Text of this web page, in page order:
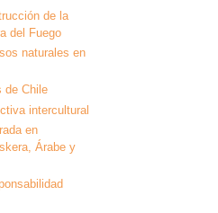
de la
del Fuego
naturales en
de Chile
intercultural
en
Árabe y